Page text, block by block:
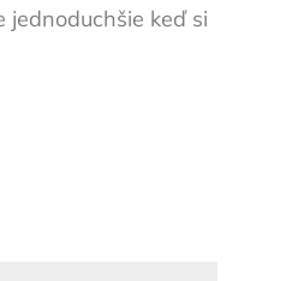
jednoduchšie keď si